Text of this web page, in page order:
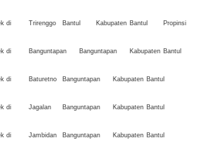
di
Trirenggo Bantul Kabupaten Bantul
Propinsi
di
Banguntapan Banguntapan Kabupaten Bantul
di
Baturetno Banguntapan Kabupaten Bantul
di
Jagalan Banguntapan Kabupaten Bantul
di
Jambidan Banguntapan Kabupaten Bantul